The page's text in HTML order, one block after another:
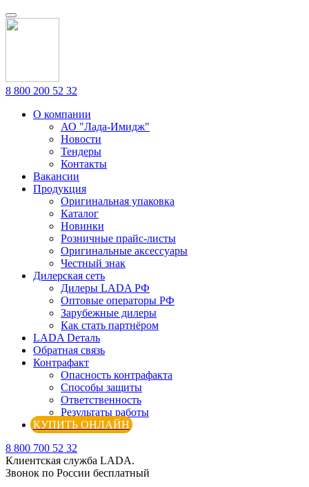
8 800 200 52 32
О компании
АО "Лада-Имидж"
Новости
Тендеры
Контакты
Вакансии
Продукция
Оригинальная упаковка
Каталог
Новинки
Розничные прайс-листы
Оригинальные аксессуары
Честный знак
Дилерская сеть
Дилеры LADA РФ
Оптовые операторы РФ
Зарубежные дилеры
Как стать партнёром
LADA Dеталь
Обратная связь
Контрафакт
Опасность контрафакта
Способы защиты
Ответственность
Результаты работы
КУПИТЬ ОНЛАЙН
8 800 700 52 32
Клиентская служба LADA.
Звонок по России бесплатный